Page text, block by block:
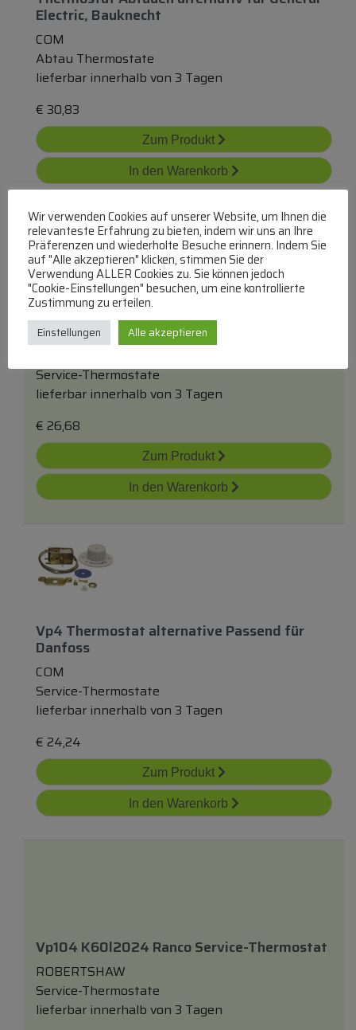
Electric, Bauknecht
COM
Abtau Thermostate
lieferbar innerhalb von 3 Tagen
€ 30,83
Zum Produkt
In den Warenkorb
Vc1 Thermostatalternativ
Danfoss
Service-Thermostate
lieferbar innerhalb von 3 Tagen
€ 26,68
Zum Produkt
In den Warenkorb
Vp4 Thermostat alternativE Passend für
Danfoss
COM
Service-Thermostate
lieferbar innerhalb von 3 Tagen
€ 24,24
Zum Produkt
In den Warenkorb
Vp104 K60l2024 Ranco Service-Thermostat
ROBERTSHAW
Service-Thermostate
lieferbar innerhalb von 3 Tagen
Wir verwenden Cookies auf unserer Website, um Ihnen die
relevanteste Erfahrung zu bieten, indem wir uns an Ihre
Präferenzen und wiederholte Besuche erinnern. Indem Sie
auf "Alle akzeptieren" klicken, stimmen Sie der
Verwendung ALLER Cookies zu. Sie können jedoch
"Cookie-Einstellungen" besuchen, um eine kontrollierte
Zustimmung zu erteilen.
Einstellungen Alle akzeptieren